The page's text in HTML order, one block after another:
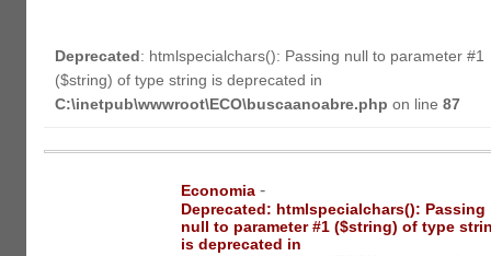
Deprecated: htmlspecialchars(): Passing null to parameter #1
($string) of type string is deprecated in
C:\inetpub\wwwroot\ECO\buscaanoabre.php on line87
Economia -
Deprecated: htmlspecialchars(): Passing
null to parameter #1 ($string) of type
is deprecated in